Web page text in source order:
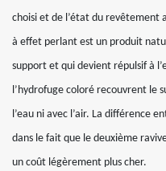
choisi et de l’état du revêtement
à effet perlant est un produit
support et qui devient répulsif à
l’hydrofuge coloré recouvrent le
l’eau ni avec l’air. La différence
dans le fait que le deuxième
un coût légèrement plus cher.